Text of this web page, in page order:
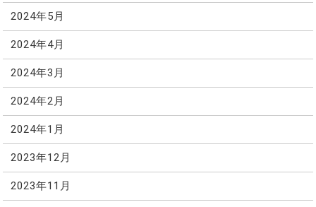
2024年5月
2024年4月
2024年3月
2024年2月
2024年1月
2023年12月
2023年11月